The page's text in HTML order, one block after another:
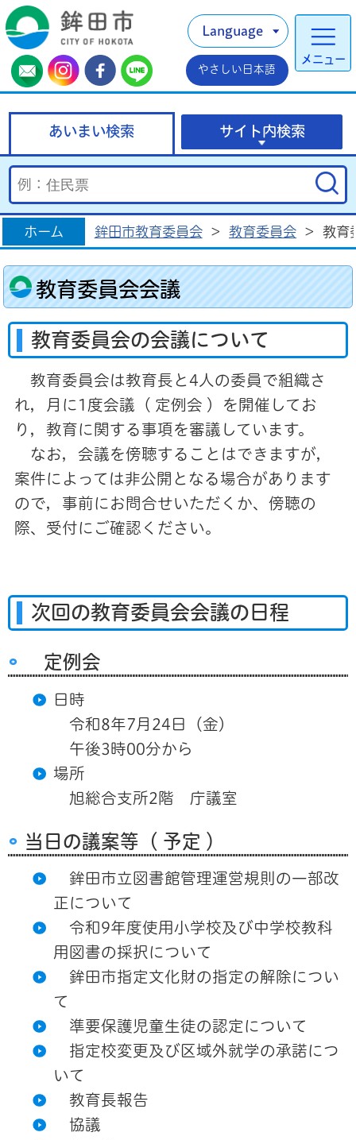
メニュー
Language
やさしい日本語
あいまい検索 サイト内検索
ホーム 鉾田市教育委員会 > 教育委員会 > 教育
教育委員会会議
教育委員会の会議について
教育委員会は教育長と4人の委員で組織さ
れ，月に1度会議（ 定例会 ）を開催してお
り，教育に関する事項を審議しています。
なお，会議を傍聴することはできますが，
案件によっては非公開となる場合があります
ので，事前にお問合せいただくか、傍聴の
際、受付にご確認ください。
次回の教育委員会会議の日程
定例会
日時
令和8年7月24日（金）
午後3時00分から
場所
旭総合支所2階 庁議室
当日の議案等（ 予定 ）
鉾田市立図書館管理運営規則の一部改
正について
令和9年度使用小学校及び中学校教科
用図書の採択について
鉾田市指定文化財の指定の解除につい
て
準要保護児童生徒の認定について
指定校変更及び区域外就学の承諾につ
いて
教育長報告
協議